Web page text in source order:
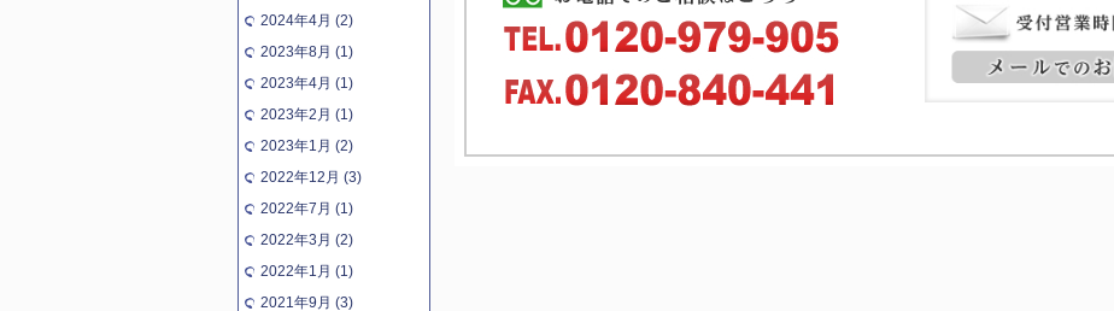
2024年4月 (2)
2023年8月 (1)
2023年4月 (1)
2023年2月 (1)
2023年1月 (2)
2022年12月 (3)
2022年7月 (1)
2022年3月 (2)
2022年1月 (1)
2021年9月 (3)